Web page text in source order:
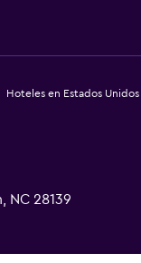
Hoteles en Estados Unidos
NC 28139